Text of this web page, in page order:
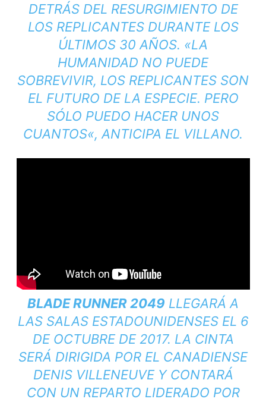
DETRÁS DEL RESURGIMIENTO DE
LOS REPLICANTES DURANTE LOS
ÚLTIMOS 30 AÑOS. «LA
HUMANIDAD NO PUEDE
SOBREVIVIR, LOS REPLICANTES SON
EL FUTURO DE LA ESPECIE. PERO
SÓLO PUEDO HACER UNOS
CUANTOS«, ANTICIPA EL VILLANO.
BLADE RUNNER 2049 LLEGARÁ A
LAS SALAS ESTADOUNIDENSES EL 6
DE OCTUBRE DE 2017. LA CINTA
SERÁ DIRIGIDA POR EL CANADIENSE
DENIS VILLENEUVE Y CONTARÁ
CON UN REPARTO LIDERADO POR